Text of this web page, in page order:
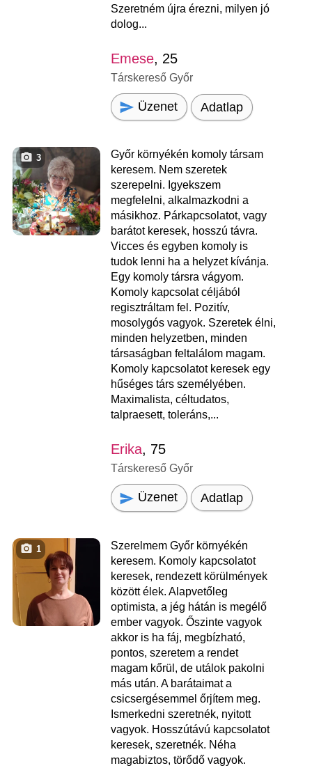
Szeretném újra érezni, milyen jó
dolog...
Emese, 25
Társkereső Győr
Üzenet Adatlap
3
Győr környékén komoly társam
keresem. Nem szeretek
szerepelni. Igyekszem
megfelelni, alkalmazkodni a
másikhoz. Párkapcsolatot, vagy
barátot keresek, hosszú távra.
Vicces és egyben komoly is
tudok lenni ha a helyzet kívánja.
Egy komoly társra vágyom.
Komoly kapcsolat céljából
regisztráltam fel. Pozitív,
mosolygós vagyok. Szeretek élni,
minden helyzetben, minden
társaságban feltalálom magam.
Komoly kapcsolatot keresek egy
hűséges társ személyében.
Maximalista, céltudatos,
talpraesett, toleráns,...
Erika, 75
Társkereső Győr
Üzenet Adatlap
1
Szerelmem Győr környékén
keresem. Komoly kapcsolatot
keresek, rendezett körülmények
között élek. Alapvetőleg
optimista, a jég hátán is megélő
ember vagyok. Őszinte vagyok
akkor is ha fáj, megbízható,
pontos, szeretem a rendet
magam kőrül, de utálok pakolni
más után. A barátaimat a
csicsergésemmel őrjítem meg.
Ismerkedni szeretnék, nyitott
vagyok. Hosszútávú kapcsolatot
keresek, szeretnék. Néha
magabiztos, törődő vagyok.